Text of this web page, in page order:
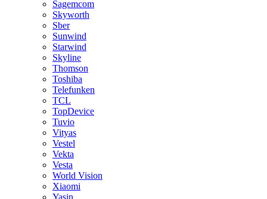
Sagemcom
Skyworth
Sber
Sunwind
Starwind
Skyline
Thomson
Toshiba
Telefunken
TCL
TopDevice
Tuvio
Vityas
Vestel
Vekta
Vesta
World Vision
Xiaomi
Yasin